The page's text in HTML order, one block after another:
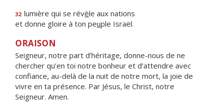
32 lumière qui se révèle aux nations
et donne gloire à ton peuple Israël.
ORAISON
Seigneur, notre part d’héritage, donne-nous de ne
chercher qu’en toi notre bonheur et d’attendre avec
confiance, au-delà de la nuit de notre mort, la joie de
vivre en ta présence. Par Jésus, le Christ, notre
Seigneur. Amen.